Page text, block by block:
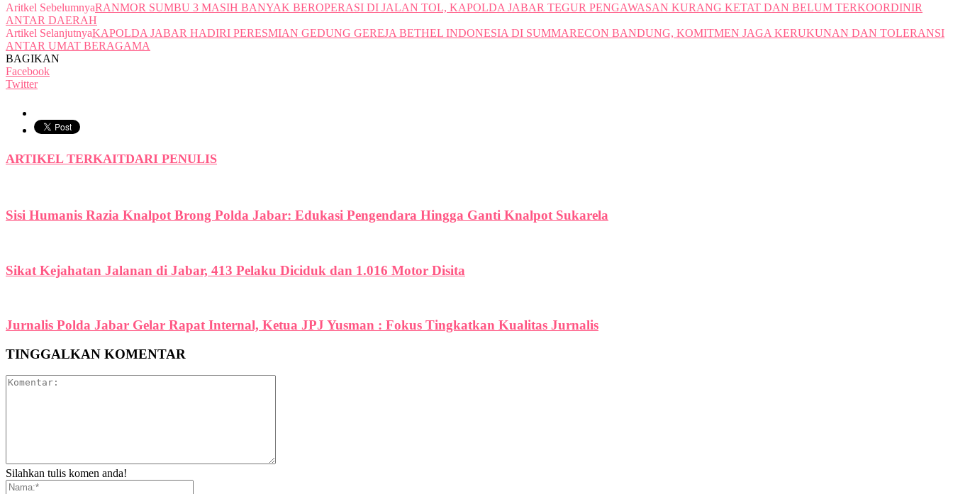
Aritkel SebelumnyaRANMOR SUMBU 3 MASIH BANYAK BEROPERASI DI JALAN TOL, KAPOLDA JABAR TEGUR PENGAWASAN KURANG KETAT DAN BELUM TERKOORDINIR
ANTAR DAERAH
Artikel SelanjutnyaKAPOLDA JABAR HADIRI PERESMIAN GEDUNG GEREJA BETHEL INDONESIA DI SUMMARECON BANDUNG, KOMITMEN JAGA KERUKUNAN DAN TOLERANSI
ANTAR UMAT BERAGAMA
BAGIKAN
Facebook
Twitter
ARTIKEL TERKAITDARI PENULIS
Sisi Humanis Razia Knalpot Brong Polda Jabar: Edukasi Pengendara Hingga Ganti Knalpot Sukarela
Sikat Kejahatan Jalanan di Jabar, 413 Pelaku Diciduk dan 1.016 Motor Disita
Jurnalis Polda Jabar Gelar Rapat Internal, Ketua JPJ Yusman : Fokus Tingkatkan Kualitas Jurnalis
TINGGALKAN KOMENTAR
Silahkan tulis komen anda!